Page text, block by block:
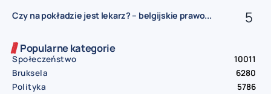
Czy na pokładzie jest lekarz? – belgijskie prawo...
Popularne kategorie
Społeczeństwo
10011
Bruksela
6280
Polityka
5786